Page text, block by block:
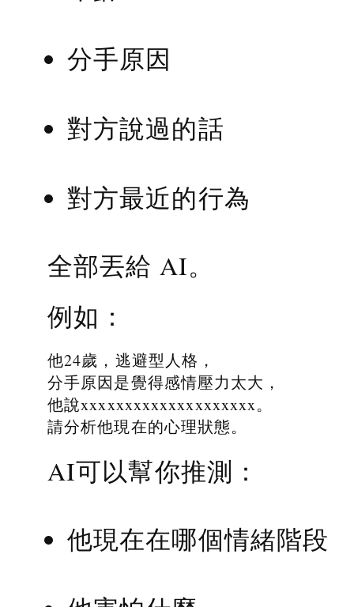
分手原因
對方說過的話
對方最近的行為
全部丟給 AI。
例如：
他24歲，逃避型人格，
分手原因是覺得感情壓力太大，
他說xxxxxxxxxxxxxxxxxxxx。
請分析他現在的心理狀態。
AI可以幫你推測：
他現在在哪個情緒階段